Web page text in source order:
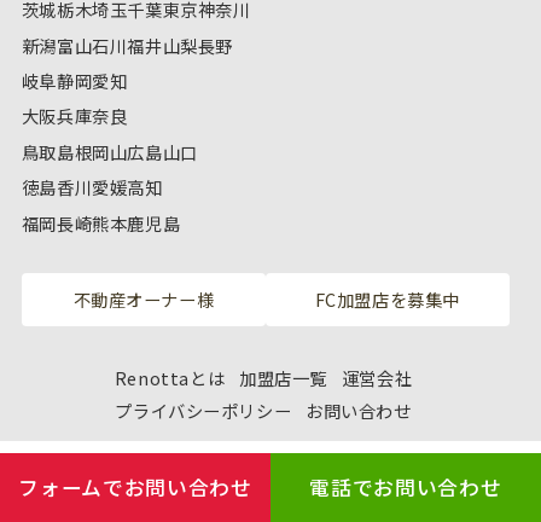
フォームでお問い合わせ 電話でお問い合わせ
茨城栃木埼玉千葉東京神奈川
新潟富山石川福井山梨長野
岐阜静岡愛知
大阪兵庫奈良
鳥取島根岡山広島山口
徳島香川愛媛高知
福岡長崎熊本鹿児島
不動産オーナー様 FC加盟店を募集中
Renottaとは 加盟店一覧
運営会社
プライバシーポリシー
お問い合わせ